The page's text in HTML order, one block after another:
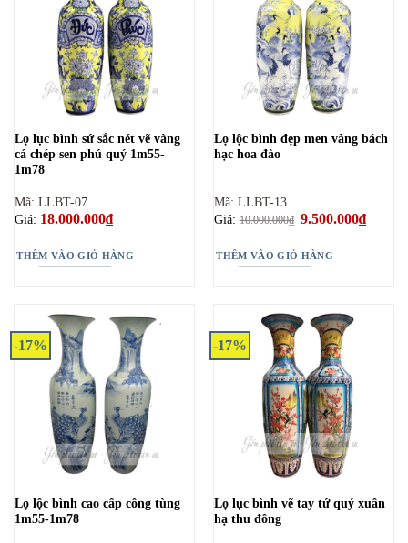
Lọ lục bình sứ sắc nét vẽ vàng
cá chép sen phú quý 1m55-
1m78
Mã: LLBT-07
Giá: 18.000.000₫
THÊM VÀO GIỎ HÀNG
Lọ lộc bình đẹp men vàng bách
hạc hoa đào
Mã: LLBT-13
Giá:10.000.000₫ Giá
10.000.000₫.
9.500.000₫Giá
hiện
THÊM VÀO GIỎ HÀNG
-17%
Lọ lộc bình cao cấp công tùng
1m55-1m78
-17%
Lọ lục bình vẽ tay tứ quý xuân
hạ thu đông